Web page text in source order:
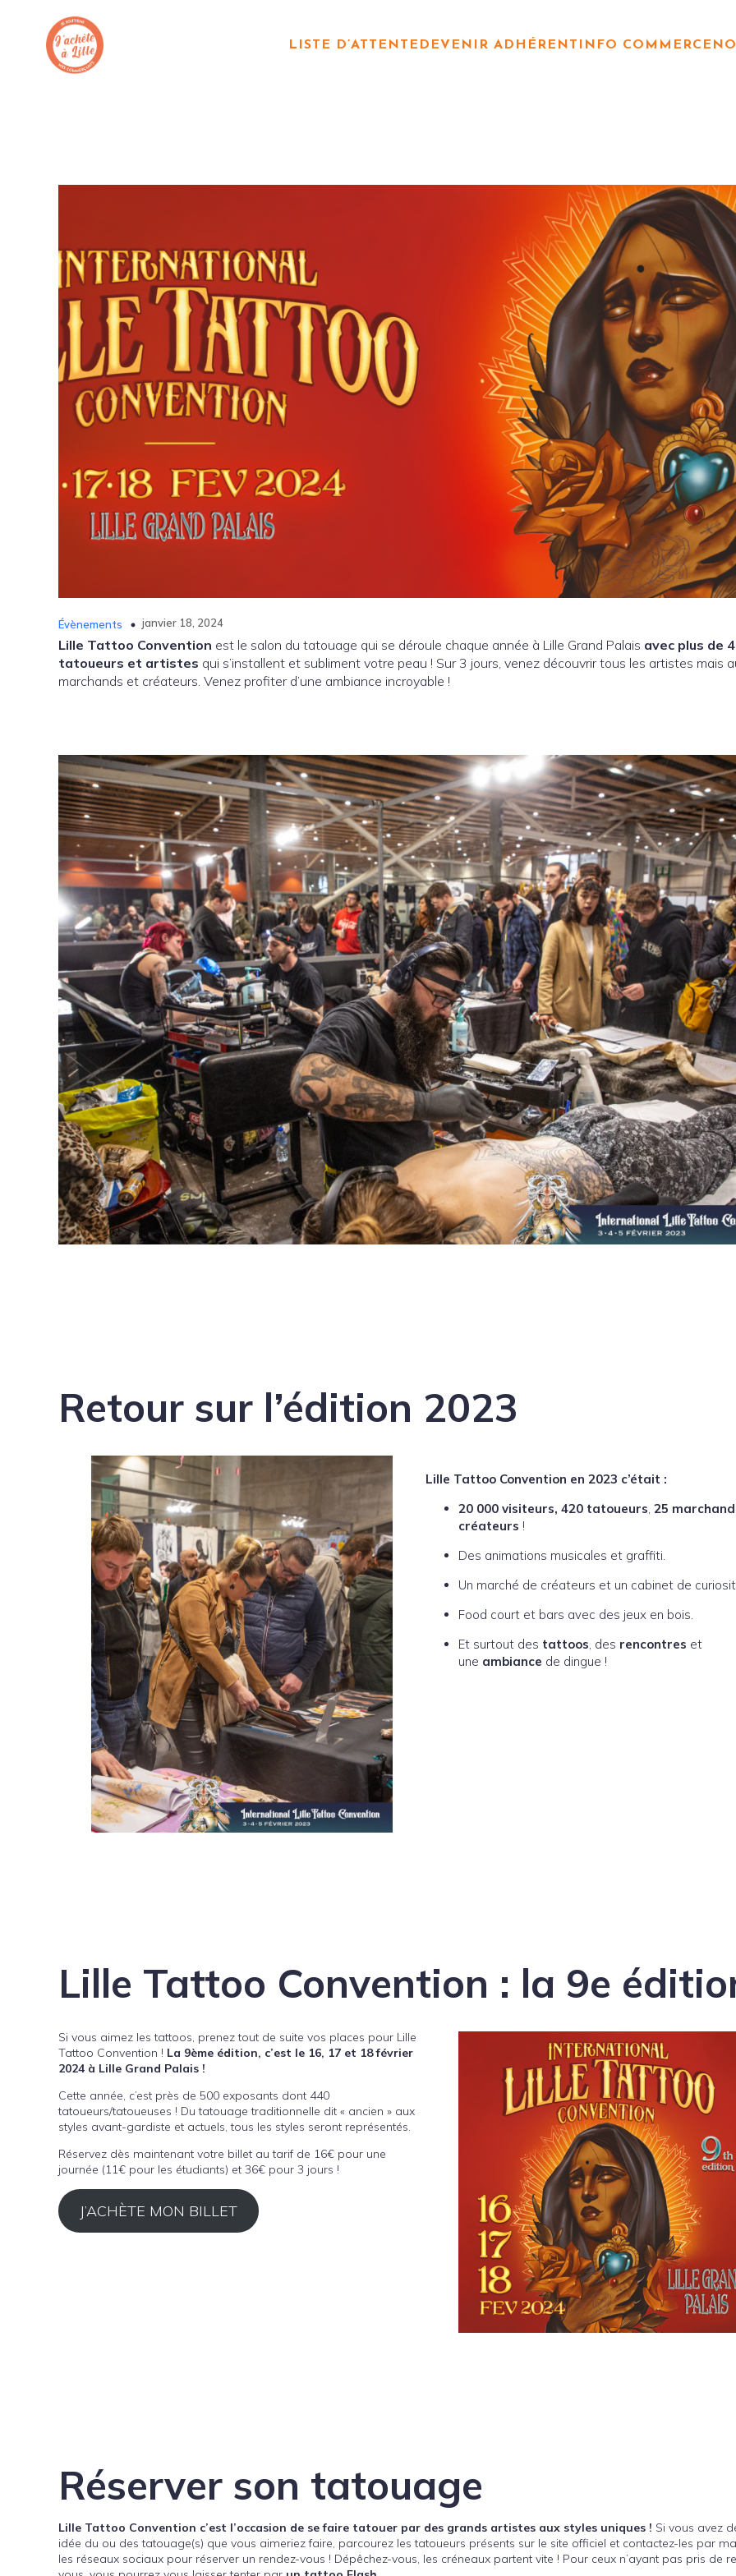
LISTE D’ATTENTE DEVENIR ADHÉRENT INFO COMMERCE
Évènements janvier 18, 2024
Lille Tattoo Convention est le salon du tatouage qui se déroule chaque année à Lille Grand Palais avec plus de
tatoueurs et artistes qui s’installent et subliment votre peau ! Sur 3 jours, venez découvrir tous les artistes mais
marchands et créateurs. Venez profiter d’une ambiance incroyable !
Retour sur l’édition 2023
Lille Tattoo Convention en 2023 c’était :
20 000 visiteurs, 420 tatoueurs, 25
créateurs !
Des animations musicales et graffiti.
Un marché de créateurs et un cabinet de
Food court et bars avec des jeux en bois.
Et surtout des tattoos, des rencontres et
une ambiance de dingue !
Lille Tattoo Convention : la 9e
Si vous aimez les tattoos, prenez tout de suite vos places pour Lille
Tattoo Convention ! La 9ème édition, c’est le 16, 17 et 18 février
2024 à Lille Grand Palais !
Cette année, c’est près de 500 exposants dont 440
tatoueurs/tatoueuses ! Du tatouage traditionnelle dit « ancien » aux
styles avant-gardiste et actuels, tous les styles seront représentés.
Réservez dès maintenant votre billet au tarif de 16€ pour une
journée (11€ pour les étudiants) et 36€ pour 3 jours !
J’ACHÈTE MON BILLET
Réserver son tatouage
Lille Tattoo Convention c’est l’occasion de se faire tatouer par des grands artistes aux styles uniques !
idée du ou des tatouage(s) que vous aimeriez faire, parcourez les tatoueurs présents sur le site officiel et contactez-les par
les réseaux sociaux pour réserver un rendez-vous ! Dépêchez-vous, les créneaux partent vite ! Pour ceux n’ayant pas pris de